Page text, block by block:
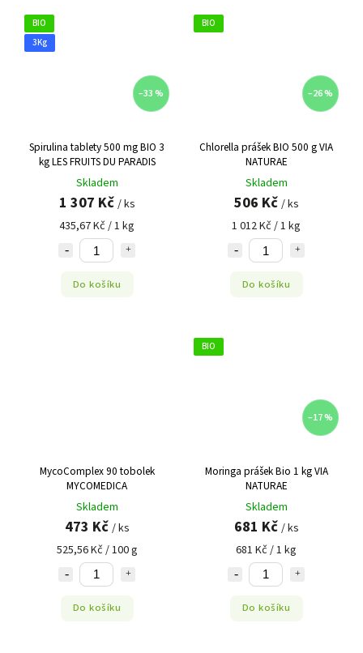
BIO
3Kg
–33 %
Spirulina tablety 500 mg BIO 3
kg LES FRUITS DU PARADIS
Skladem
1 307 Kč / ks
435,67 Kč / 1 kg
Do košíku
BIO
–26 %
Chlorella prášek BIO 500 g VIA
NATURAE
Skladem
506 Kč / ks
1 012 Kč / 1 kg
Do košíku
MycoComplex 90 tobolek
MYCOMEDICA
Skladem
473 Kč / ks
525,56 Kč / 100 g
Do košíku
BIO
–17 %
Moringa prášek Bio 1 kg VIA
NATURAE
Skladem
681 Kč / ks
681 Kč / 1 kg
Do košíku